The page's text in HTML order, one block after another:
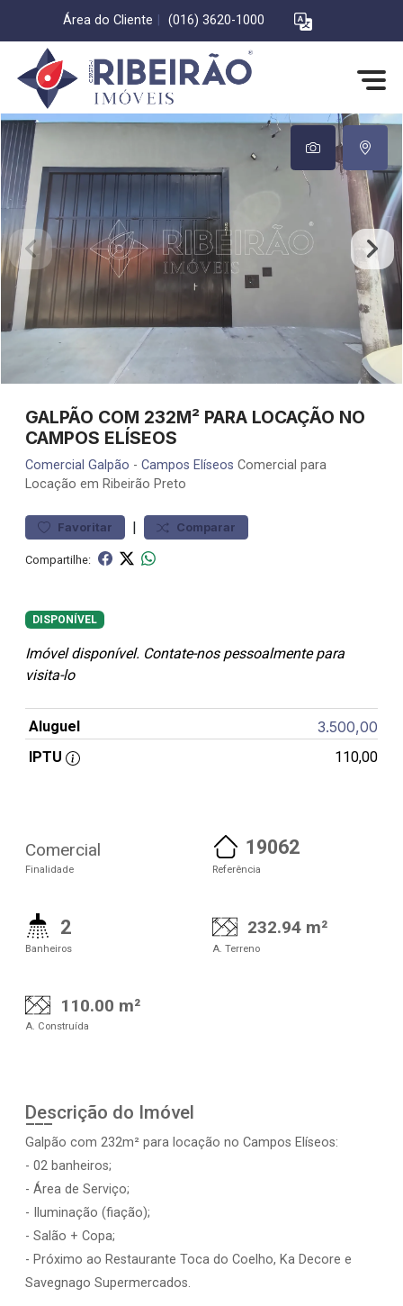
Área do Cliente (016) 3620-1000
GALPÃO COM 232M² PARA LOCAÇÃO NO
CAMPOS ELÍSEOS
Comercial Galpão - Campos Elíseos Comercial para
Locação em Ribeirão Preto
Favoritar | Comparar
Compartilhe:
DISPONÍVEL
Imóvel disponível. Contate-nos pessoalmente para
visita-lo
Aluguel 3.500,00
IPTU 110,00
Comercial
Finalidade
19062
Referência
2
Banheiros
232.94 m²
A. Terreno
110.00 m²
A. Construída
Descrição do Imóvel
Galpão com 232m² para locação no Campos Elíseos:
- 02 banheiros;
- Área de Serviço;
- Iluminação (fiação);
- Salão + Copa;
- Próximo ao Restaurante Toca do Coelho, Ka Decore e
Savegnago Supermercados.